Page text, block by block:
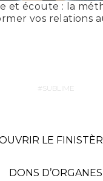
et écoute : la
vos relations
SUBLIME
LE
DONS D’ORGANES